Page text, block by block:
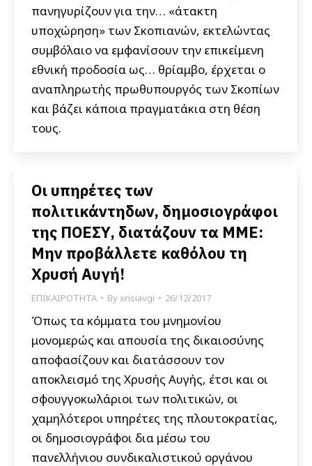
πανηγυρίζουν για την… «άτακτη
υποχώρηση» των Σκοπιανών, εκτελώντας
συμβόλαιο να εμφανίσουν την επικείμενη
εθνική προδοσία ως… θρίαμβο, έρχεται ο
αναπληρωτής πρωθυπουργός των Σκοπίων
και βάζει κάποια πραγματάκια στη θέση
τους.
Οι υπηρέτες των
πολιτικάντηδων, δημοσιογράφοι
της ΠΟΕΣΥ, διατάζουν τα ΜΜΕ:
Μην προβάλλετε καθόλου τη
Χρυσή Αυγή!
ΕΠΙΚΑΙΡΟΤΗΤΑ Byxrisiavgi 26/12/2017
Όπως τα κόμματα του μνημονίου
μονομερώς και απουσία της δικαιοσύνης
αποφασίζουν και διατάσσουν τον
αποκλεισμό της Χρυσής Αυγής, έτσι και οι
σφουγγοκωλάριοι των πολιτικών, οι
χαμηλότεροι υπηρέτες της πλουτοκρατίας,
οι δημοσιογράφοι δια μέσω του
πανελλήνιου συνδικαλιστικού οργάνου